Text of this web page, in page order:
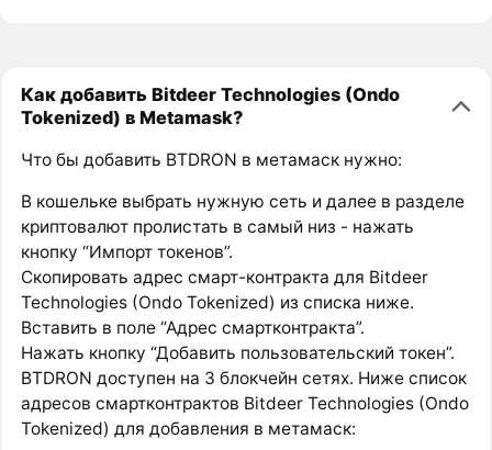
Как добавить Bitdeer Technologies (Ondo
Tokenized) в Metamask?
Что бы добавить BTDRON в метамаск нужно:
В кошельке выбрать нужную сеть и далее в разделе
криптовалют пролистать в самый низ - нажать
кнопку “Импорт токенов”.
Скопировать адрес смарт-контракта для Bitdeer
Technologies (Ondo Tokenized) из списка ниже.
Вставить в поле “Адрес смартконтракта”.
Нажать кнопку “Добавить пользовательский токен”.
BTDRON доступен на 3 блокчейн сетях. Ниже список
адресов смартконтрактов Bitdeer Technologies (Ondo
Tokenized) для добавления в метамаск: